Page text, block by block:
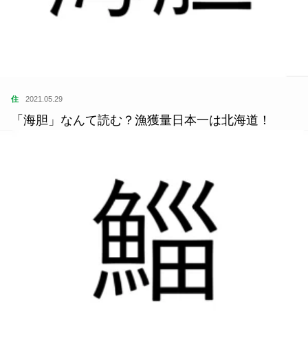
住 2021.05.29
「海胆」なんて読む？漁獲量日本一は北海道！